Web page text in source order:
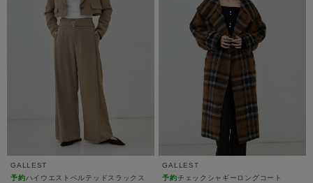
GALLEST
予約ハイウエストベルテッドスラックス
GALLEST
予約チェックシャギーロングコート